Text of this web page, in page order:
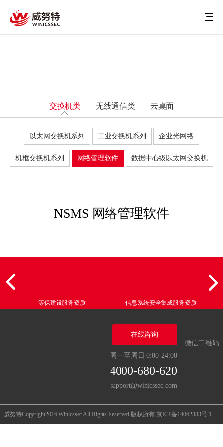
交换机类 无线通信类 云桌面
以太网交换机系列 工业交换机系列 企业光网络
机框交换机系列 网络管理软件 数据中心级以太网交换机
NSMS 网络管理软件
等保建设服务资质 信息系统安全集成服务资质
微信二维码
在线咨询
周一至周日 0:00-24:00
4000-680-620
support@winicssec.com
威努特Copyright2016 Winicssec All Rights Reserved 版权所有 京ICP备14062383号-1